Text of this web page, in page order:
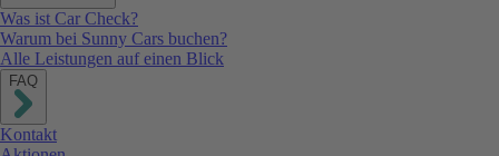
Was ist Car Check?
Warum bei Sunny Cars buchen?
Alle Leistungen auf einen Blick
FAQ
Kontakt